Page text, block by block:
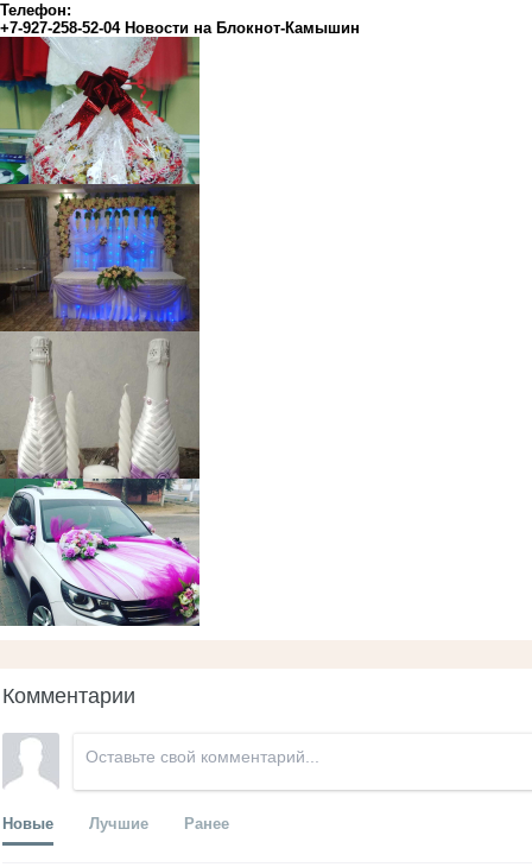
Телефон:
+7-927-258-52-04 Новости на Блoкнoт-Камышин
Комментарии
Новые Лучшие Ранее